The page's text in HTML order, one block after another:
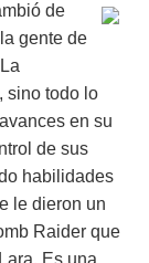
de
gente de
sino todo lo
en su
de sus
habilidades
le dieron un
Raider que
Es una